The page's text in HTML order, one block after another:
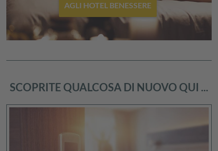
AGLI HOTEL BENESSERE
SCOPRITE QUALCOSA DI NUOVO QUI ...